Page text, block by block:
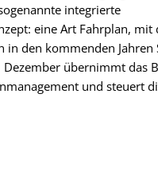
integrierte
eine Art Fahrplan, mit
in den kommenden
Dezember übernimmt das
und steuert